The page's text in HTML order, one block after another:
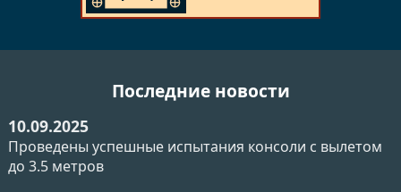
Последние новости
10.09.2025
Проведены успешные испытания консоли с вылетом
до 3.5 метров